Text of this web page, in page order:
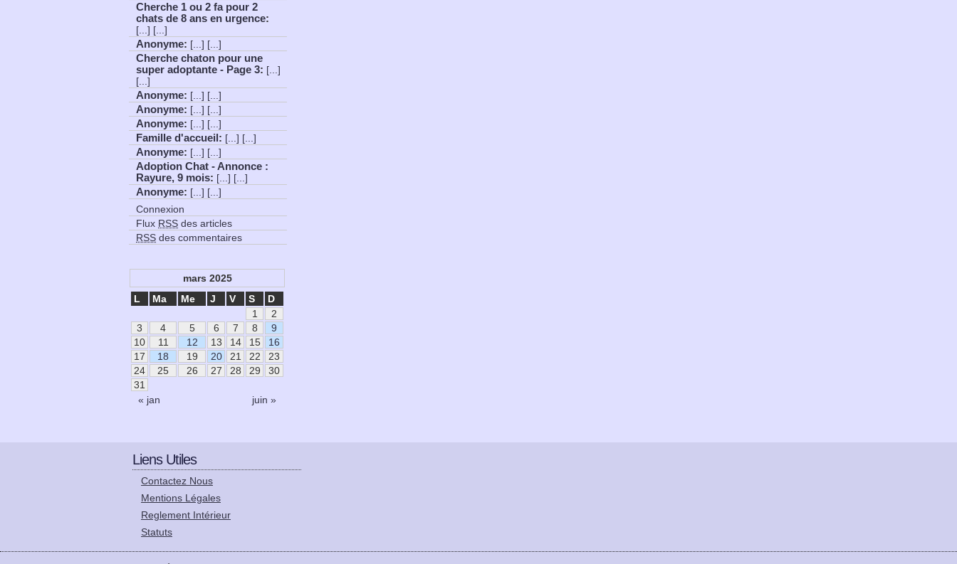
Cherche 1 ou 2 fa pour 2
chats de 8 ans en urgence:
[...] [...]
Anonyme: [...] [...]
Cherche chaton pour une
super adoptante - Page 3: [...]
[...]
Anonyme: [...] [...]
Anonyme: [...] [...]
Anonyme: [...] [...]
Famille d'accueil : [...] [...]
Anonyme: [...] [...]
Adoption Chat - Annonce :
Rayure, 9 mois: [...] [...]
Anonyme: [...] [...]
Connexion
Flux RSS des articles
RSS des commentaires
mars 2025
L
Ma Me J V S D
« jan juin »
1
2
3
4 5 6 7 8
9
10
11 12 13 14 15
16
17
18 19 20 21 22
23
24
25 26 27 28 29
30
31
Liens Utiles
Contactez Nous
Mentions Légales
Reglement Intérieur
Statuts